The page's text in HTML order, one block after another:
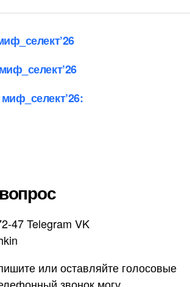
47 Telegram VK
или оставляйте голосовые